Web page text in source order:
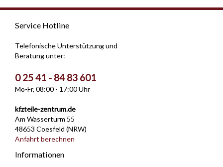
Service Hotline
Telefonische Unterstützung und
Beratung unter:
0 25 41 - 84 83 601
Mo-Fr, 08:00 - 17:00 Uhr
kfzteile-zentrum.de
Am Wasserturm 55
48653 Coesfeld (NRW)
Anfahrt berechnen
Informationen